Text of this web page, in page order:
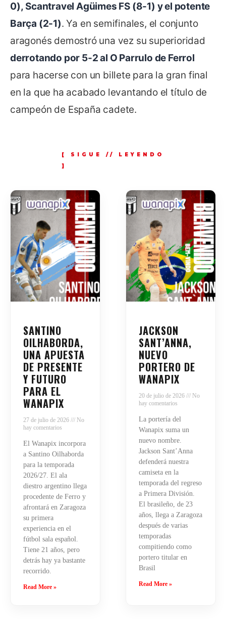
0), Scantravel Agüimes FS (8-1) y el potente
Barça (2-1). Ya en semifinales, el conjunto
aragonés demostró una vez su superioridad
derrotando por 5-2 al O Parrulo de Ferrol
para hacerse con un billete para la gran final
en la que ha acabado levantando el título de
campeón de España cadete.
SANTINO
OILHABORDA,
UNA APUESTA
DE PRESENTE
Y FUTURO
PARA EL
WANAPIX
27 de julio de 2026
No
hay comentarios
El Wanapix incorpora
a Santino Oilhaborda
para la temporada
2026/27. El ala
diestro argentino llega
procedente de Ferro y
afrontará en Zaragoza
su primera
experiencia en el
fútbol sala español.
Tiene 21 años, pero
detrás hay ya bastante
recorrido.
Read More »
JACKSON
SANT’ANNA,
NUEVO
PORTERO DE
WANAPIX
20 de julio de 2026
No
hay comentarios
La portería del
Wanapix suma un
nuevo nombre.
Jackson Sant’Anna
defenderá nuestra
camiseta en la
temporada del regreso
a Primera División.
El brasileño, de 23
años, llega a Zaragoza
después de varias
temporadas
compitiendo como
portero titular en
Brasil
Read More »